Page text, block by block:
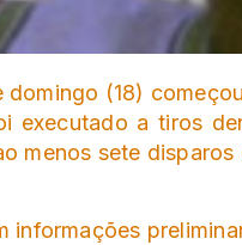
domingo (18)
executado a tiros
menos sete
informações